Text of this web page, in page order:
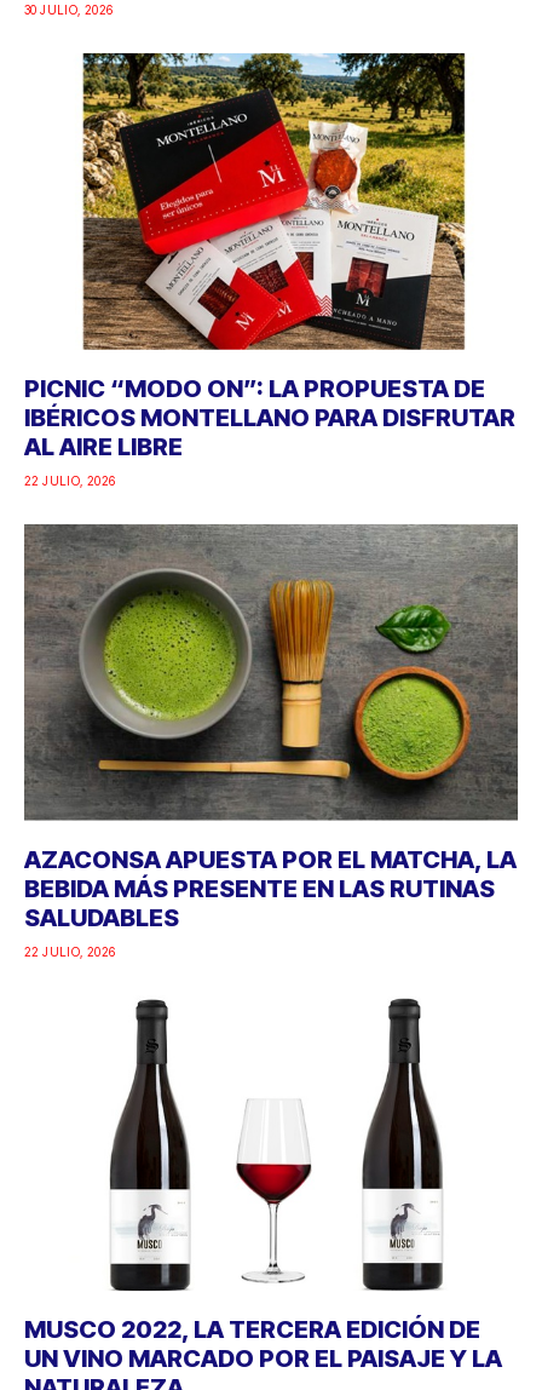
30 JULIO, 2026
PICNIC “MODO ON”: LA PROPUESTA DE
IBÉRICOS MONTELLANO PARA DISFRUTAR
AL AIRE LIBRE
22 JULIO, 2026
AZACONSA APUESTA POR EL MATCHA, LA
BEBIDA MÁS PRESENTE EN LAS RUTINAS
SALUDABLES
22 JULIO, 2026
MUSCO 2022, LA TERCERA EDICIÓN DE
UN VINO MARCADO POR EL PAISAJE Y LA